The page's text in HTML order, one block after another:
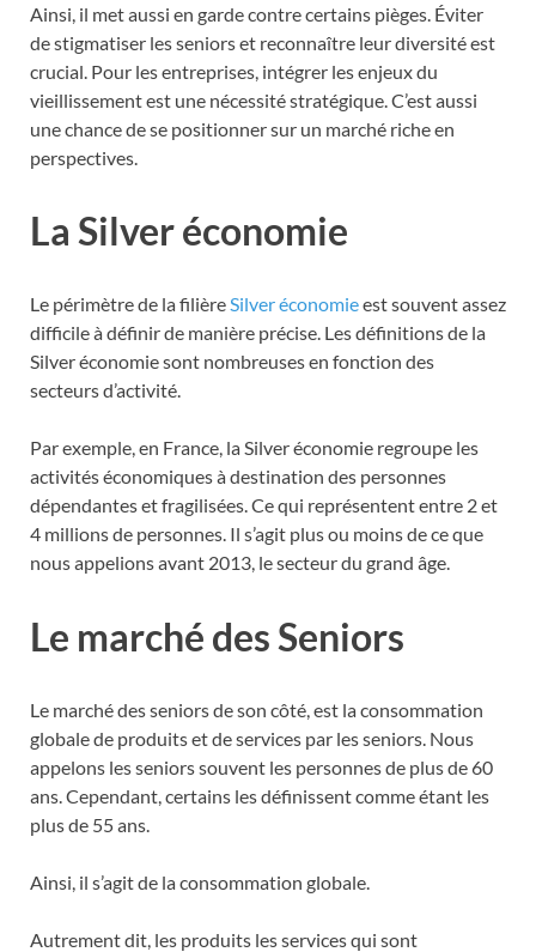
Ainsi, il met aussi en garde contre certains pièges. Éviter
de stigmatiser les seniors et reconnaître leur diversité est
crucial. Pour les entreprises, intégrer les enjeux du
vieillissement est une nécessité stratégique. C’est aussi
une chance de se positionner sur un marché riche en
perspectives.
La Silver économie
Le périmètre de la filièreSilver économieest souvent assez
difficile à définir de manière précise. Les définitions de la
Silver économie sont nombreuses en fonction des
secteurs d’activité.
Par exemple, en France, la Silver économie regroupe les
activités économiques à destination des personnes
dépendantes et fragilisées. Ce qui représentent entre 2 et
4 millions de personnes. Il s’agit plus ou moins de ce que
nous appelions avant 2013, le secteur du grand âge.
Le marché des Seniors
Le marché des seniors de son côté, est la consommation
globale de produits et de services par les seniors. Nous
appelons les seniors souvent les personnes de plus de 60
ans. Cependant, certains les définissent comme étant les
plus de 55 ans.
Ainsi, il s’agit de la consommation globale.
Autrement dit, les produits les services qui sont